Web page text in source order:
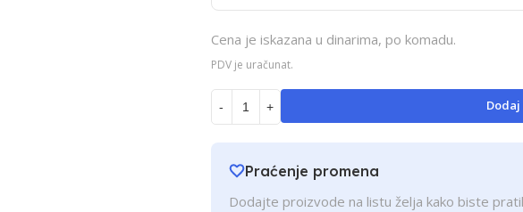
Cena je iskazana u dinarima, po komadu.
PDV je uračunat.
- +
Praćenje promena
Dodajte proizvode na listu želja kako biste